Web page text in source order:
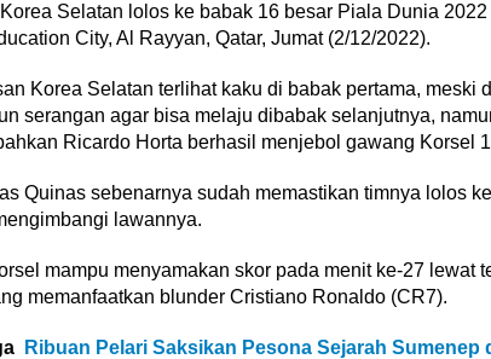
Selatan lolos ke babak 16 besar Piala Dunia
City, Al Rayyan, Qatar, Jumat (2/12/2022).
Korea Selatan terlihat kaku di babak pertama, meski
serangan agar bisa melaju dibabak selanjutnya,
Ricardo Horta berhasil menjebol gawang Korsel
Quinas sebenarnya sudah memastikan timnya lolos
lawannya.
mampu menyamakan skor pada menit ke-27 lewat
memanfaatkan blunder Cristiano Ronaldo (CR7).
Ribuan Pelari Saksikan Pesona Sejarah Sumenep